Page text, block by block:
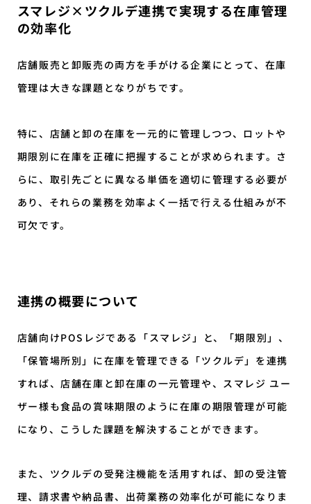
スマレジ×ツクルデ連携で実現する在庫管理
の効率化
店舗販売と卸販売の両方を手がける企業にとって、在庫
管理は大きな課題となりがちです。
特に、店舗と卸の在庫を一元的に管理しつつ、ロットや
期限別に在庫を正確に把握することが求められます。さ
らに、取引先ごとに異なる単価を適切に管理する必要が
あり、それらの業務を効率よく一括で行える仕組みが不
可欠です。
連携の概要について
店舗向けPOSレジである「スマレジ」と、「期限別」、
「保管場所別」に在庫を管理できる「ツクルデ」を連携
すれば、店舗在庫と卸在庫の一元管理や、スマレジ ユー
ザー様も食品の賞味期限のように在庫の期限管理が可能
になり、こうした課題を解決することができます。
また、ツクルデの受発注機能を活用すれば、卸の受注管
理、請求書や納品書、出荷業務の効率化が可能になりま